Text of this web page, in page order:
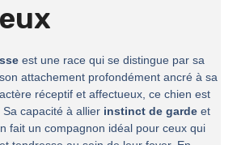
est une race qui se distingue par sa
attachement profondément ancré à sa
réceptif et affectueux, ce chien est
Sa capacité à allier instinct de garde et
fait un compagnon idéal pour ceux qui